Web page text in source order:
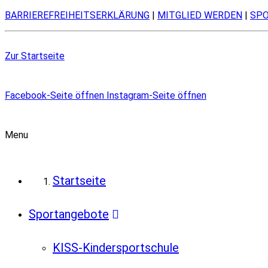
BARRIEREFREIHEITSERKLÄRUNG | MITGLIED WERDEN |
Zur Startseite
Facebook-Seite öffnen Instagram-Seite öffnen
Menu
Startseite
Sportangebote
KISS-Kindersportschule